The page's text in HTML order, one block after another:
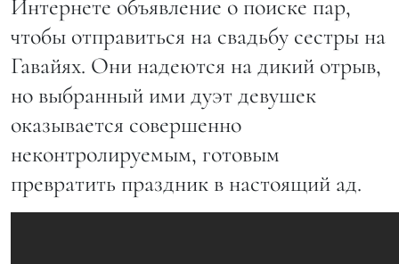
Интернете объявление о поиске пар,
чтобы отправиться на свадьбу сестры на
Гавайях. Они надеются на дикий отрыв,
но выбранный ими дуэт девушек
оказывается совершенно
неконтролируемым, готовым
превратить праздник в настоящий ад.